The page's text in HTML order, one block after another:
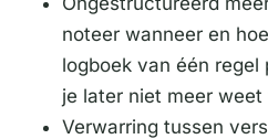
noteer wanneer en
logboek van één
je later niet meer
Verwarring tussen